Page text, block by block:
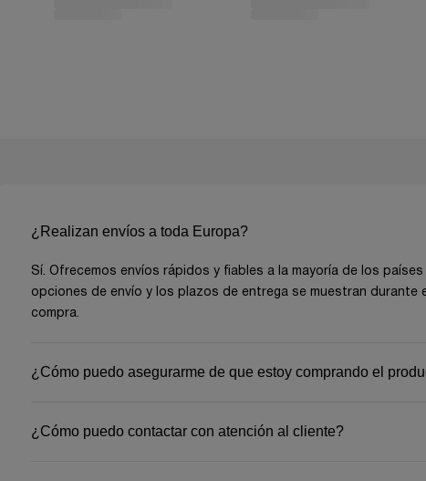
¿Realizan envíos a toda Europa?
Sí. Ofrecemos envíos rápidos y fiables a la mayoría de los países
opciones de envío y los plazos de entrega se muestran durante
compra.
¿Cómo puedo asegurarme de que estoy comprando el
y especificaciones en cada página de producto y no dudes en
¿Cómo puedo contactar con atención al cliente?